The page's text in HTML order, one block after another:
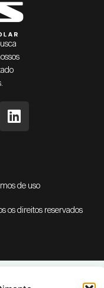
de uso
os direitos reservados